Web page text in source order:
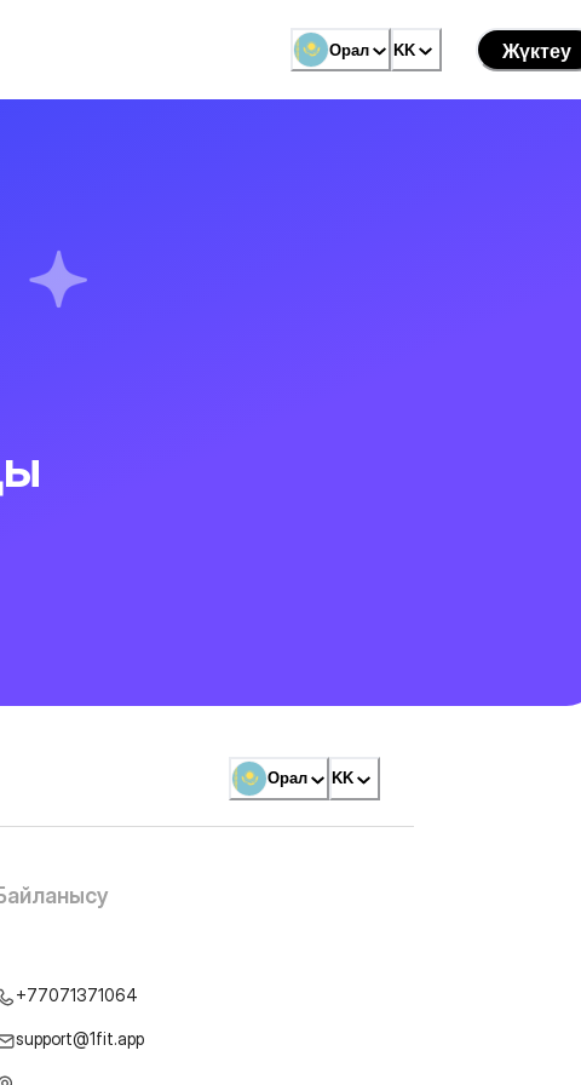
Орал KK Жүктеу
Орал KK
+77071371064
support@1fit.app